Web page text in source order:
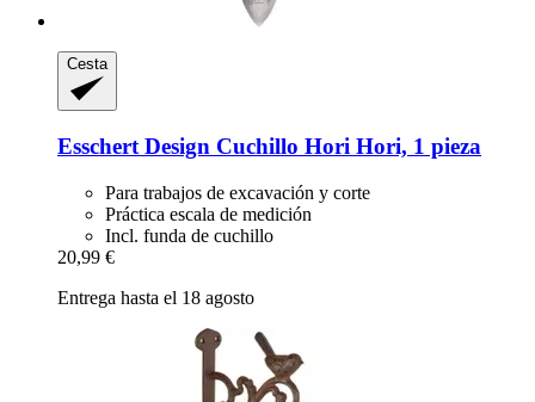
Cesta
Esschert Design Cuchillo Hori Hori, 1 pieza
Para trabajos de excavación y corte
Práctica escala de medición
Incl. funda de cuchillo
20,99 €
Entrega hasta el 18 agosto